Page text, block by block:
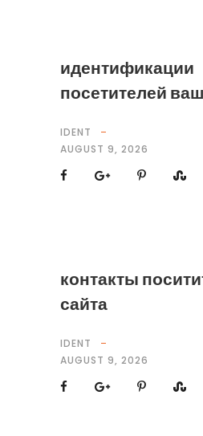
идентификации
посетителей
IDENT
AUGUST 9, 2026
контакты
сайта
IDENT
AUGUST 9, 2026